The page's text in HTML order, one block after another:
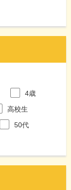
4歳
高校生
50代